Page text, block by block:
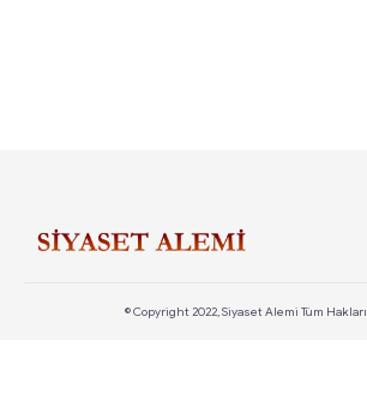
© Copyright 2022, Siyaset Alemi Tüm Hakları